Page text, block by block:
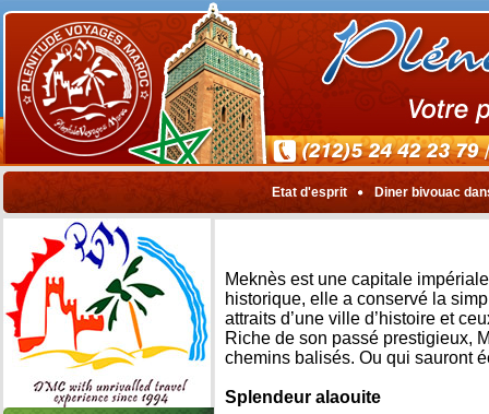
Etat d'esprit Diner bivouac
Meknès est une capitale
historique, elle a conservé la
attraits d’une ville d’histoire et
Riche de son passé prestigieux,
chemins balisés. Ou qui sauront
Splendeur alaouite